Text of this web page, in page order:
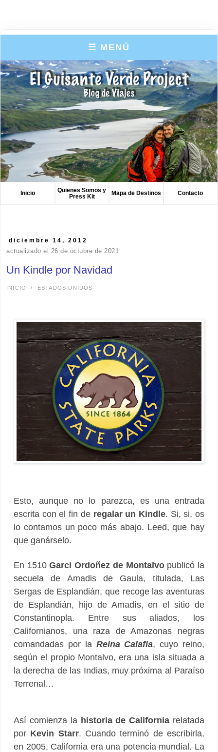
☰ MENÚ
Inicio
Quienes Somos y
Press Kit
Mapa de Destinos Contacto
diciembre 14, 2012
actualizado el 26 de octubre de 2021
Un Kindle por Navidad
INICIO / ESTADOS UNIDOS
Esto, aunque no lo parezca, es una entrada
escrita con el fin de regalar un Kindle. Si, si, os
lo contamos un poco más abajo. Leed, que hay
que ganárselo.
En 1510Garci Ordoñez de Montalvopublicó la
secuela de Amadis de Gaula, titulada, Las
Sergas de Esplandián, que recoge las aventuras
de Esplandián, hijo de Amadís, en el sitio de
Constantinopla. Entre sus aliados, los
Californianos, una raza de Amazonas negras
comandadas por la Reina Calafia, cuyo reino,
según el propio Montalvo, era una isla situada a
la derecha de las Indias, muy próxima al Paraíso
Terrenal…
Así comienza la historia de California relatada
por Kevin Starr. Cuando terminó de escribirla,
en 2005, California era una potencia mundial. La